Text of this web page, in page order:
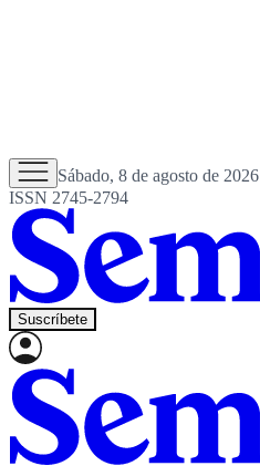
Sábado, 8 de agosto de 2026
ISSN 2745-2794
Suscríbete